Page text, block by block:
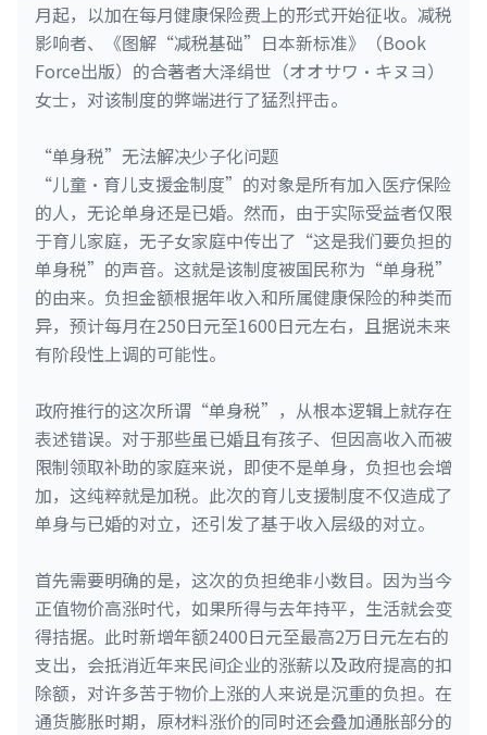
月起，以加在每月健康保险费上的形式开始征收。减税
影响者、《图解“减税基础”日本新标准》（Book
Force出版）的合著者大泽绢世（オオサワ・キヌヨ）
女士，对该制度的弊端进行了猛烈抨击。
“单身税”无法解决少子化问题
“儿童·育儿支援金制度”的对象是所有加入医疗保险
的人，无论单身还是已婚。然而，由于实际受益者仅限
于育儿家庭，无子女家庭中传出了“这是我们要负担的
单身税”的声音。这就是该制度被国民称为“单身税”
的由来。负担金额根据年收入和所属健康保险的种类而
异，预计每月在250日元至1600日元左右，且据说未来
有阶段性上调的可能性。
政府推行的这次所谓“单身税”，从根本逻辑上就存在
表述错误。对于那些虽已婚且有孩子、但因高收入而被
限制领取补助的家庭来说，即使不是单身，负担也会增
加，这纯粹就是加税。此次的育儿支援制度不仅造成了
单身与已婚的对立，还引发了基于收入层级的对立。
首先需要明确的是，这次的负担绝非小数目。因为当今
正值物价高涨时代，如果所得与去年持平，生活就会变
得拮据。此时新增年额2400日元至最高2万日元左右的
支出，会抵消近年来民间企业的涨薪以及政府提高的扣
除额，对许多苦于物价上涨的人来说是沉重的负担。在
通货膨胀时期，原材料涨价的同时还会叠加通胀部分的